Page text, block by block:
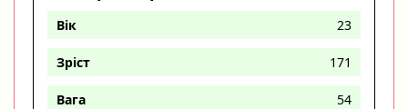
Вік 23
Зріст 171
Вага 54